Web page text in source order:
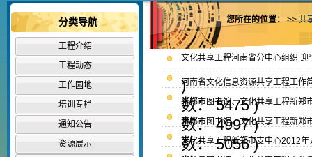
分类导航
工程介绍
工程动态
工作园地
培训专栏
通知公告
资源展示
您所在的位置：>>共
文化共享工程河南省分中心组织 迎
)
河南省文化信息资源共享工程工作
数： 5475 )
新郑市图书馆、文化共享工程新郑
庭活动颁奖典礼
数： 4997 )
新郑市图书馆、文化共享工程新郑
数： 5056 )
文化共享工程新郑市支中心2012